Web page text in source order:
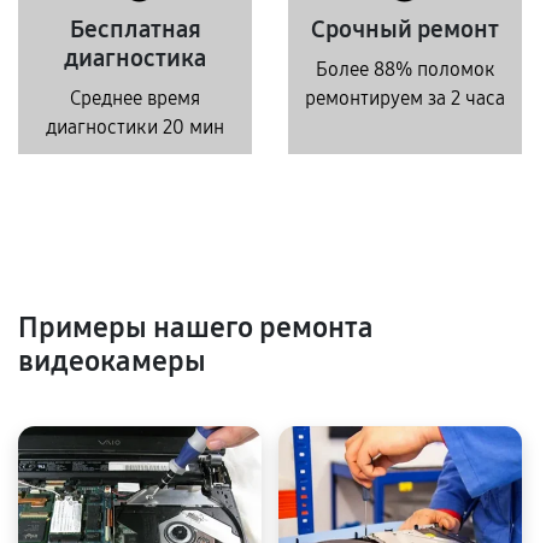
Бесплатная
диагностика
Среднее время
диагностики 20 мин
Срочный ремонт
Более 88% поломок
ремонтируем за 2 часа
Примеры нашего ремонта
видеокамеры